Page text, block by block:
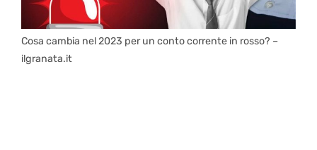
Cosa cambia nel 2023 per un conto corrente in rosso? –
ilgranata.it